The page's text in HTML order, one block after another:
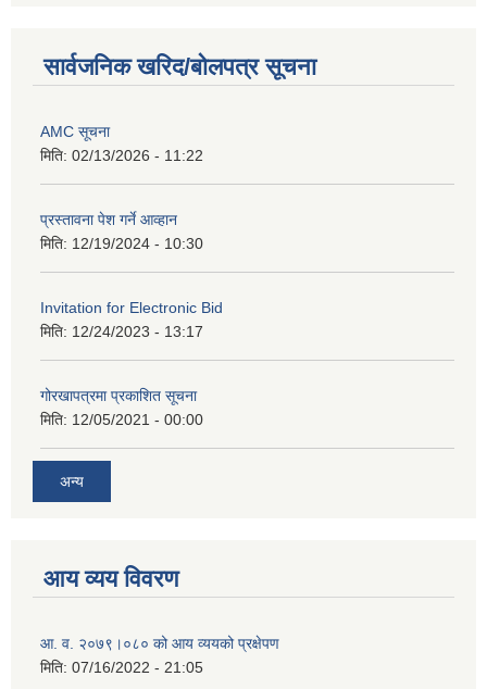
सार्वजनिक खरिद/बोलपत्र सूचना
AMC सूचना
मिति: 02/13/2026 - 11:22
प्रस्तावना पेश गर्ने आव्हान
मिति: 12/19/2024 - 10:30
Invitation for Electronic Bid
मिति: 12/24/2023 - 13:17
गोरखापत्रमा प्रकाशित सूचना
मिति: 12/05/2021 - 00:00
अन्य
आय व्यय विवरण
आ. व. २०७९।०८० को आय व्ययको प्रक्षेपण
मिति: 07/16/2022 - 21:05